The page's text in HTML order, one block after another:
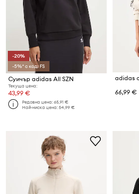
-20%
-5%* с код: FS
Суичър adidas All SZN
Текуща цена:
43,99 €
Редовна цена:65,91 €
Най-ниска цена:54,99 €
66,99 €